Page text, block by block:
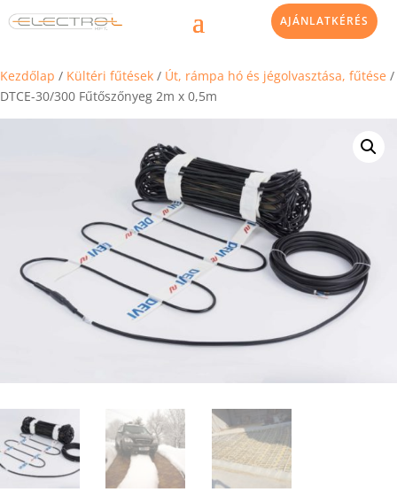
AJÁNLATKÉRÉS
Kezdőlap / Kültéri fűtések / Út, rámpa hó és jégolvasztása, fűtése /
DTCE-30/300 Fűtőszőnyeg 2m x 0,5m